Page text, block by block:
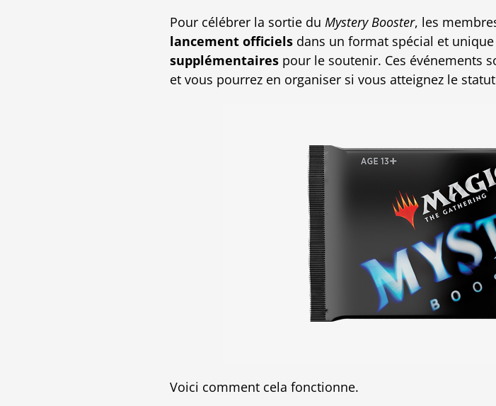
Pour célébrer la sortie du Mystery Booster, les
lancement officiels dans un format spécial et
supplémentaires pour le soutenir. Ces événements
et vous pourrez en organiser si vous atteignez le
Voici comment cela fonctionne.